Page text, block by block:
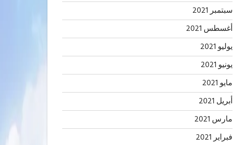
سبتمبر 2021
أغسطس 2021
يوليو 2021
يونيو 2021
مايو 2021
أبريل 2021
مارس 2021
فبراير 2021